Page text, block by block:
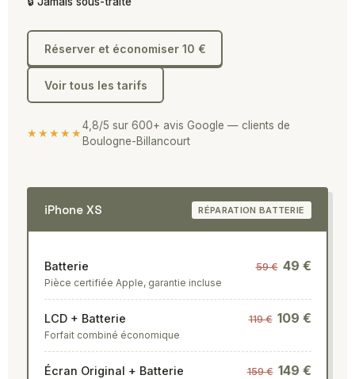
Réserver et économiser 10 €
Voir tous les tarifs
★★★★★
4,8/5 sur 600+ avis Google — clients de
Boulogne-Billancourt
iPhone XS RÉPARATION BATTERIE
Batterie
Pièce certifiée Apple, garantie incluse
59 € 49 €
LCD + Batterie
Forfait combiné économique
119 € 109 €
Écran Original + Batterie 159 € 149 €